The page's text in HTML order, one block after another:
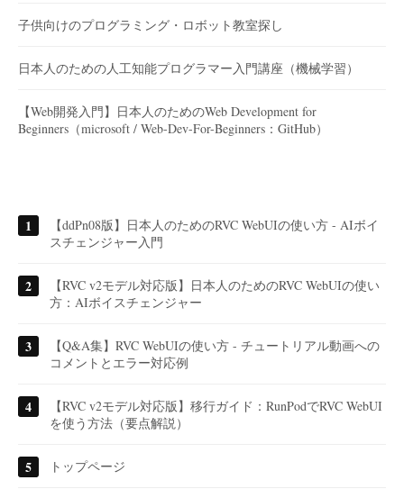
子供向けのプログラミング・ロボット教室探し
日本人のための人工知能プログラマー入門講座（機械学習）
【Web開発入門】日本人のためのWeb Development for
Beginners（microsoft / Web-Dev-For-Beginners：GitHub）
【ddPn08版】日本人のためのRVC WebUIの使い方 - AIボイ
スチェンジャー入門
【RVC v2モデル対応版】日本人のためのRVC WebUIの使い
方：AIボイスチェンジャー
【Q&A集】RVC WebUIの使い方 - チュートリアル動画への
コメントとエラー対応例
【RVC v2モデル対応版】移行ガイド：RunPodでRVC WebUI
を使う方法（要点解説）
トップページ